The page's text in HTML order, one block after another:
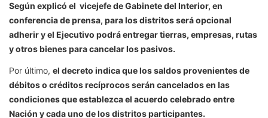
Según explicó el vicejefe de Gabinete del Interior, en
conferencia de prensa, para los distritos será opcional
adherir y el Ejecutivo podrá entregar tierras, empresas, rutas
y otros bienes para cancelar los pasivos.
Por último, el decreto indica que los saldos provenientes de
débitos o créditos recíprocos serán cancelados en las
condiciones que establezca el acuerdo celebrado entre
Nación y cada uno de los distritos participantes.